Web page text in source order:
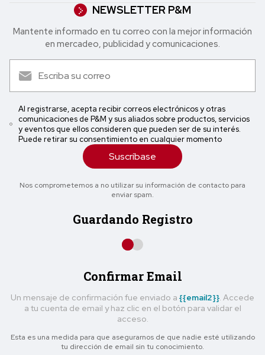
NEWSLETTER P&M
Mantente informado en tu correo con la mejor in formación
en mercadeo, publicidad y comunicaciones.
Al registrarse, acepta recibir correos electrónicos y otras
comunicaciones de P&M y sus aliados sobre productos, servicios
y eventos que ellos consideren que pueden ser de su interés.
Puede retirar su consentimiento en cualquier momento
Suscríbase
Nos comprometemos a no utilizar su información de contacto para
enviar spam.
Guardando Registro
Confirmar Email
Un mensaje de confirmación fue enviado a {{email2}} . Accede
a tu cuenta de email y haz clic en el botón para validar el
acceso.
Esta es una medida para que asegurarnos de que nadie esté utilizando
tu dirección de email sin tu conocimiento.